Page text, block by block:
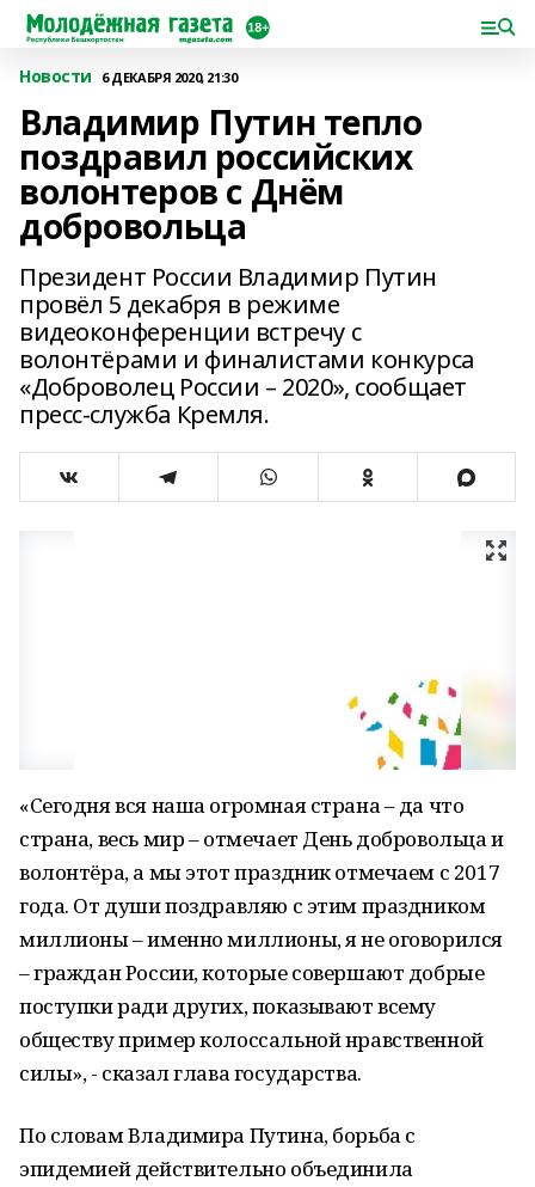
Новости 6 ДЕКАБРЯ 2020, 21:30
Владимир Путин тепло
поздравил российских
волонтеров с Днём
добровольца
Президент России Владимир Путин
провёл 5 декабря в режиме
видеоконференции встречу с
волонтёрами и финалистами конкурса
«Доброволец России – 2020», сообщает
пресс-служба Кремля.
«Сегодня вся наша огромная страна – да что
страна, весь мир – отмечает День добровольца и
волонтёра, а мы этот праздник отмечаем с 2017
года. От души поздравляю с этим праздником
миллионы – именно миллионы, я не оговорился
– граждан России, которые совершают добрые
поступки ради других, показывают всему
обществу пример колоссальной нравственной
силы», - сказал глава государства.
По словам Владимира Путина, борьба с
эпидемией действительно объединила